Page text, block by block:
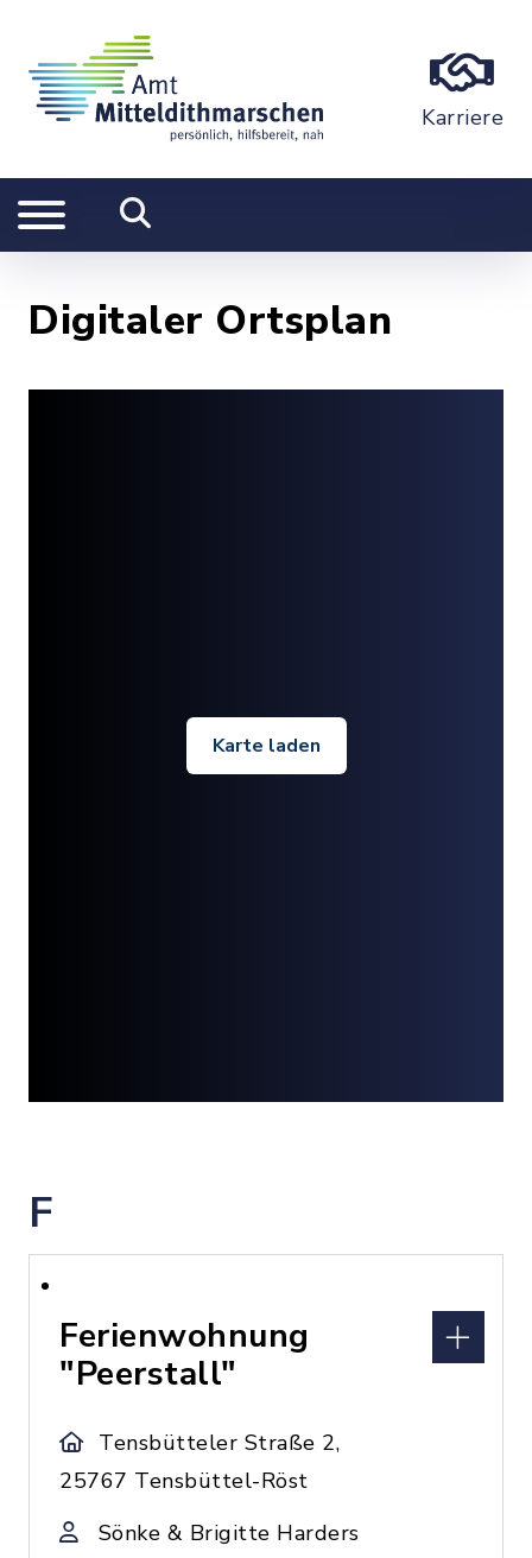
Karriere
Digitaler Ortsplan
Karte laden
F
Ferienwohnung
"Peerstall"
Tensbütteler Straße 2,
25767 Tensbüttel-Röst
Sönke & Brigitte Harders